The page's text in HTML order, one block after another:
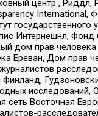
центр , Риддл,
International,
государственного
Интернешнл,
дом прав
Ереван, Дом прав
Восточная